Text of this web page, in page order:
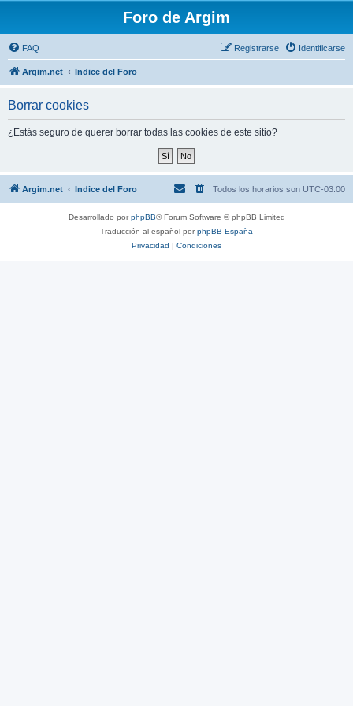
Foro de Argim
FAQ Identificarse
Registrarse
Argim.net Indice del Foro
Borrar cookies
¿Estás seguro de querer borrar todas las cookies de este sitio?
Argim.net Indice del Foro Todos los horarios son UTC-03:00
Desarrollado porphpBB® Forum Software © phpBB Limited
Traducción al español porphpBB España
Privacidad | Condiciones